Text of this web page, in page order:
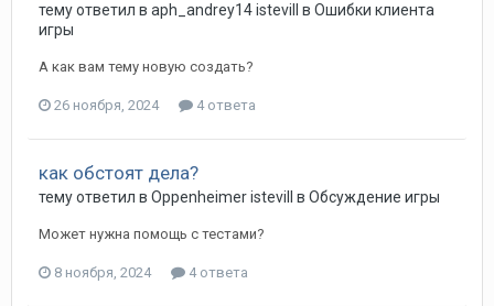
тему ответил в aph_andrey14istevill в Ошибки клиента
игры
А как вам тему новую создать?
26 ноября, 2024 4 ответа
как обстоят дела?
тему ответил в Oppenheimeristevill в Обсуждение игры
Может нужна помощь с тестами?
8 ноября, 2024 4 ответа